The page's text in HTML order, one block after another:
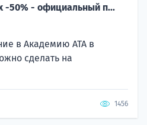
-50% - официальный п...
в Академию ATA в
сделать на
1456